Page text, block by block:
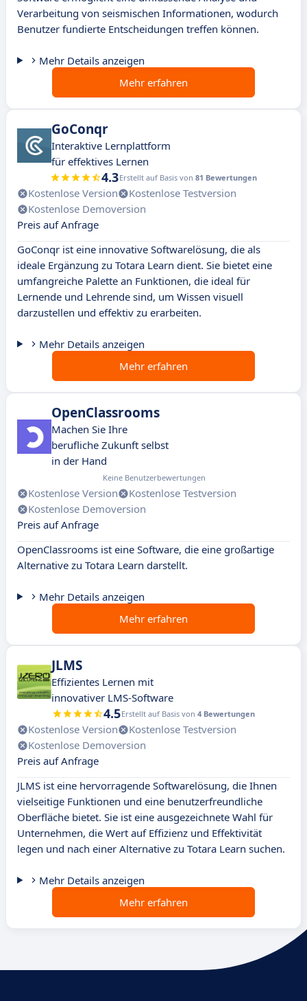
Verarbeitung von seismischen Informationen, wodurch
Benutzer fundierte Entscheidungen treffen können.
Mehr Details anzeigen
Mehr erfahren
GoConqr
Interaktive Lernplattform
für effektives Lernen
4.3Erstellt auf Basis von 81 Bewertungen
Kostenlose Version
Kostenlose Testversion
Kostenlose Demoversion
Preis auf Anfrage
GoConqr ist eine innovative Softwarelösung, die als
ideale Ergänzung zu Totara Learn dient. Sie bietet eine
umfangreiche Palette an Funktionen, die ideal für
Lernende und Lehrende sind, um Wissen visuell
darzustellen und effektiv zu erarbeiten.
Mehr Details anzeigen
Mehr erfahren
OpenClassrooms
Machen Sie Ihre
berufliche Zukunft selbst
in der Hand
Keine Benutzerbewertungen
Kostenlose Version
Kostenlose Testversion
Kostenlose Demoversion
Preis auf Anfrage
OpenClassrooms ist eine Software, die eine großartige
Alternative zu Totara Learn darstellt.
Mehr Details anzeigen
Mehr erfahren
JLMS
Effizientes Lernen mit
innovativer LMS-Software
4.5Erstellt auf Basis von 4 Bewertungen
Kostenlose Version
Kostenlose Testversion
Kostenlose Demoversion
Preis auf Anfrage
JLMS ist eine hervorragende Softwarelösung, die Ihnen
vielseitige Funktionen und eine benutzerfreundliche
Oberfläche bietet. Sie ist eine ausgezeichnete Wahl für
Unternehmen, die Wert auf Effizienz und Effektivität
legen und nach einer Alternative zu Totara Learn suchen.
Mehr Details anzeigen
Mehr erfahren